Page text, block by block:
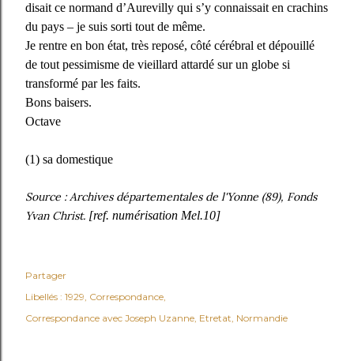
disait ce normand d’Aurevilly qui s’y connaissait en crachins
du pays – je suis sorti tout de même.
Je rentre en bon état, très reposé, côté cérébral et dépouillé
de tout pessimisme de vieillard attardé sur un globe si
transformé par les faits.
Bons baisers.
Octave
(1) sa domestique
Source : Archives départementales de l'Yonne (89), Fonds
Yvan Christ. [ref. numérisation Mel.10]
Partager
Libellés : 1929 Correspondance
Correspondance avec Joseph Uzanne Etretat Normandie